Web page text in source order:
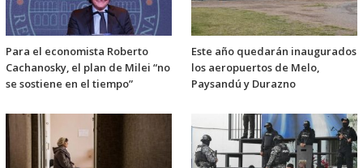
Para el economista Roberto
Cachanosky, el plan de Milei “no
se sostiene en el tiempo”
Este año quedarán inaugurados
los aeropuertos de Melo,
Paysandú y Durazno